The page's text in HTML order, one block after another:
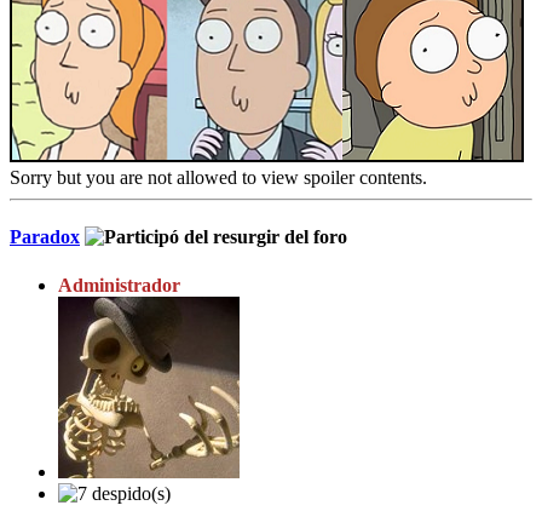
Sorry but you are not allowed to view spoiler contents.
Paradox
Administrador